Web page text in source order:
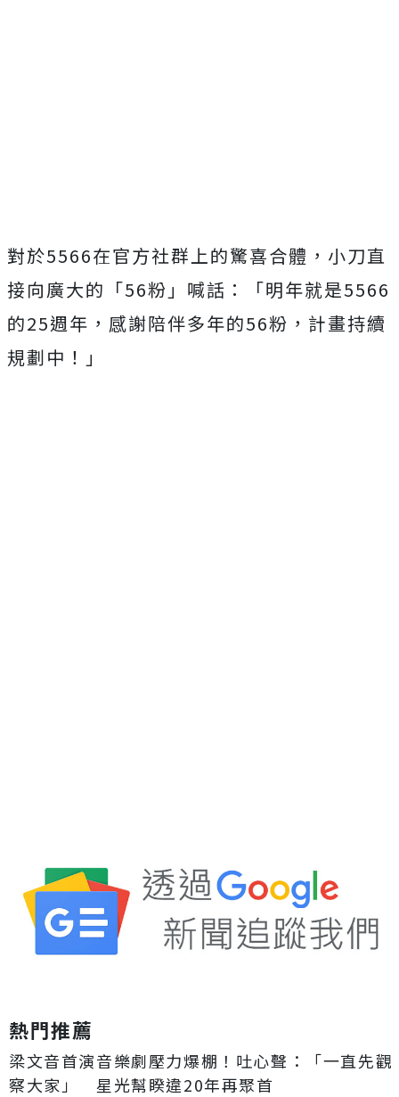
對於5566在官方社群上的驚喜合體，小刀直
接向廣大的「56粉」喊話：「明年就是5566
的25週年， 感謝陪伴多年的56粉，計畫持續
規劃中！」
熱門推薦
梁文音首演音樂劇壓力爆棚！吐心聲：「一直先觀
察大家」 星光幫睽違20年再聚首